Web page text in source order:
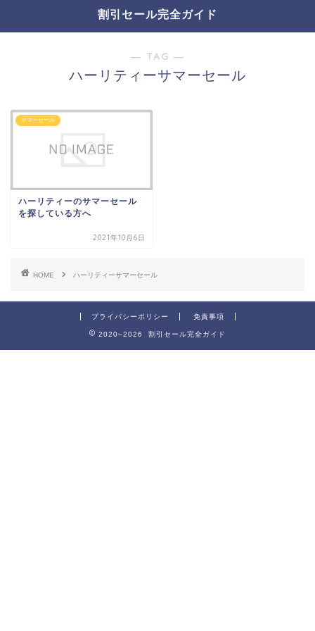
割引セール完全ガイド
― TAG ―
ハーリティーサマーセール
サマーセール
ハーリティーのサマーセール
を探している方へ
2021年10月6日
HOME ハーリティーサマーセール
プライバシーポリシー 免責事項
2020–2026 割引セール完全ガイド